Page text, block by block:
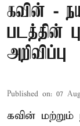
கவின் -
படத்தின்
அறிவிப்பு
Published on: 07
கவின்